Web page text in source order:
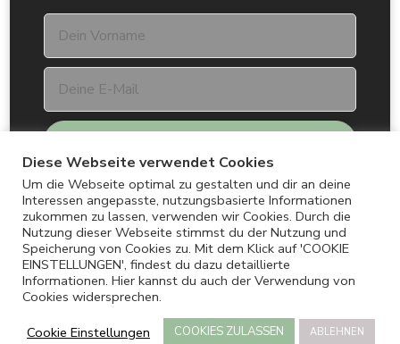
© Copyright 2026 ANDERSMENSCH. All Rights
DATENSCHUTZ
Diese Webseite verwendet Cookies
Um die Webseite optimal zu gestalten und dir an deine
Interessen angepasste, nutzungsbasierte Informationen
zukommen zu lassen, verwenden wir Cookies. Durch die
Nutzung dieser Webseite stimmst du der Nutzung und
Speicherung von Cookies zu. Mit dem Klick auf 'COOKIE
EINSTELLUNGEN', findest du dazu detaillierte
Informationen. Hier kannst du auch der Verwendung von
Cookies widersprechen.
Cookie Einstellungen
COOKIES ZULASSEN ABLEHNEN